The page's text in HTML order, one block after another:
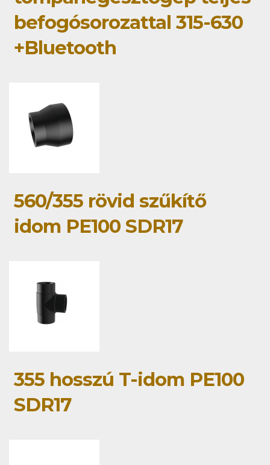
befogósorozattal 315-630
+Bluetooth
560/355 rövid szűkítő
idom PE100 SDR17
355 hosszú T-idom PE100
SDR17